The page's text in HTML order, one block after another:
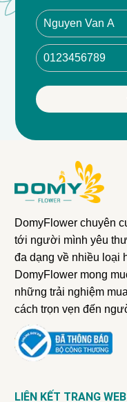
DomyFlower chuyên
tới người mình yêu
đa dạng về nhiều loại
DomyFlower mong
những trải nghiệm
cách trọn vẹn đến
LIÊN KẾT TRANG WEB